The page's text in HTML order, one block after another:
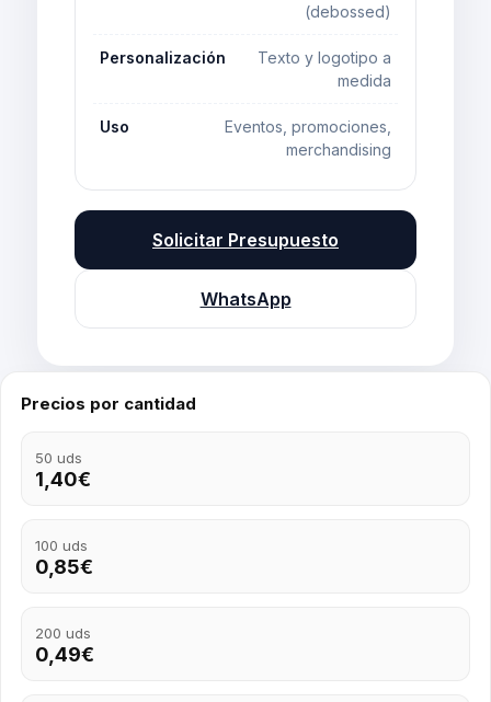
(debossed)
Personalización
Texto y logotipo a
medida
Uso
Eventos, promociones,
merchandising
Solicitar Presupuesto
WhatsApp
Precios por cantidad
50 uds
1,40€
100 uds
0,85€
200 uds
0,49€